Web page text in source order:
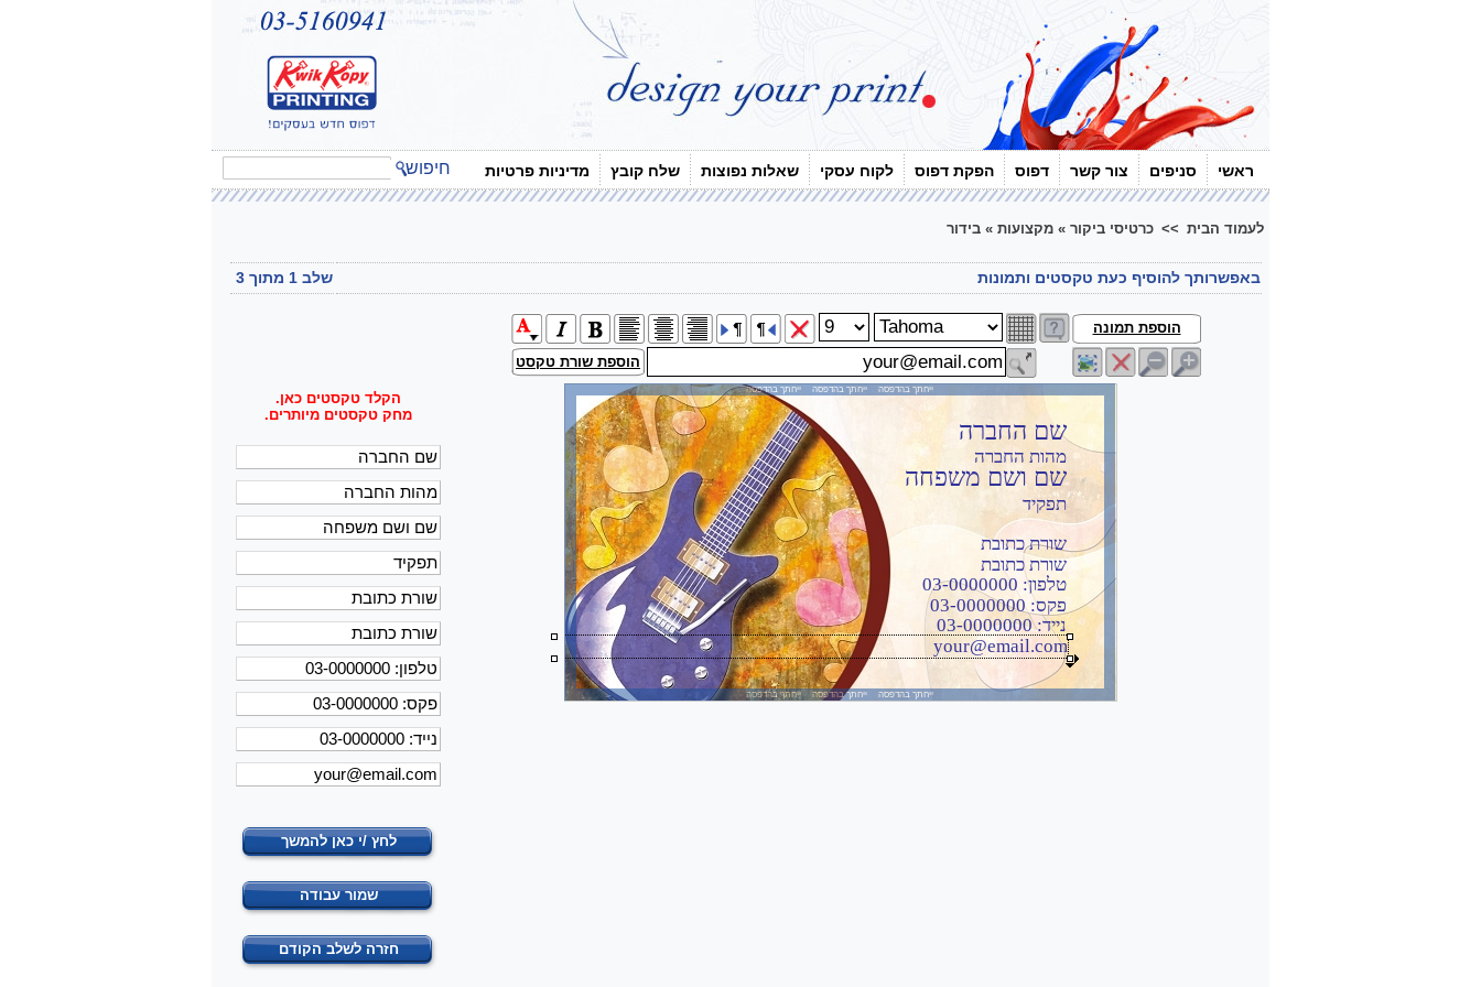
חיפוש ראשי סניפים צור קשר דפוס הפקת דפוס לקוח עסקי שאלות נפוצות שלח קובץ מדיניות פרטיות
לעמוד הבית >> כרטיסי ביקור » מקצועות » בידור
באפשרותך להוסיף כעת טקסטים ותמונות שלב 1 מתוך 3
הוספת תמונה
הוספת שורת טקסט
שם החברה
מהות החברה
שם ושם משפחה
תפקיד
שורת כתובת
שורת כתובת
טלפון: 03-0000000
פקס: 03-0000000
נייד: 03-0000000
your@email.com
ייחתך בהדפסה ייחתך בהדפסה ייחתך בהדפסה
ייחתך בהדפסה ייחתך בהדפסה ייחתך בהדפסה
הקלד טקסטים כאן.
מחק טקסטים מיותרים.
לחץ /י כאן להמשך
שמור עבודה
חזרה לשלב הקודם